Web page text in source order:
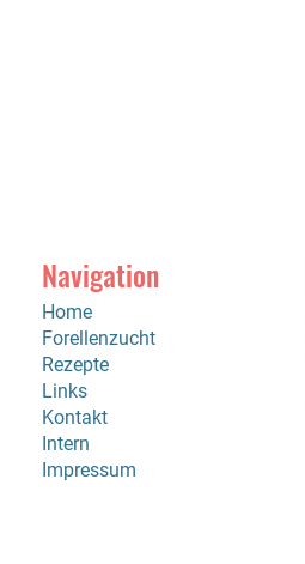
Navigation
Home
Forellenzucht
Rezepte
Links
Kontakt
Intern
Impressum